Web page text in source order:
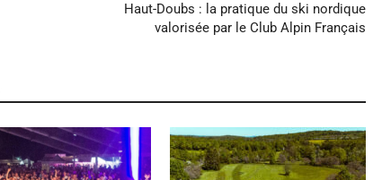
Haut-Doubs : la pratique du ski nordique
valorisée par le Club Alpin Français